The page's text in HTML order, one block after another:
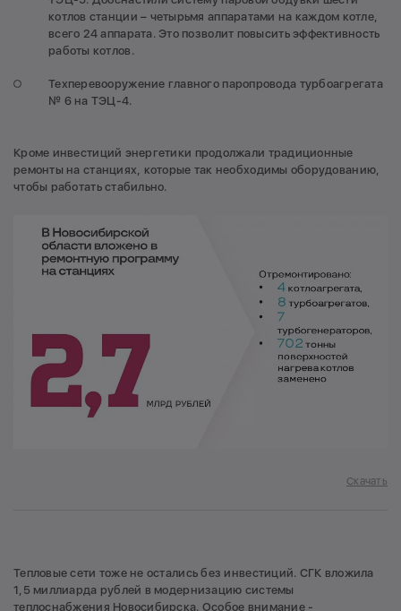
котлов станции – четырьмя аппаратами на каждом котле,
всего 24 аппарата. Это позволит повысить эффективность
работы котлов.
Техперевооружение главного паропровода турбоагрегата
№ 6 на ТЭЦ-4.
Кроме инвестиций энергетики продолжали традиционные
ремонты на станциях, которые так необходимы оборудованию,
чтобы работать стабильно.
Скачать
Тепловые сети тоже не остались без инвестиций. СГК вложила
1,5 миллиарда рублей в модернизацию системы
теплоснабжения Новосибирска. Особое внимание -